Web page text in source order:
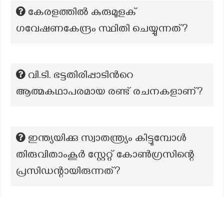
കേരളത്തിൽ കുരുമുളക്
ഗവേഷണകേന്ദ്രം സ്ഥിതി ചെയ്യുന്നത്?
വി.ടി. ഭട്ടതിരിപ്പാടിന്‍റെ
ആത്മകഥാപരമായ രണ്ട് രചനകളാണ്?
ഇന്ത്യയിക്കു സ്വാതന്ത്ര്യം കിട്ടുമ്പോൾ
തിരുവിതാംകൂർ സ്റ്റേറ്റ് കോൺഗ്രസിന്റെ
പ്രസിഡന്റായിരുന്നത്?